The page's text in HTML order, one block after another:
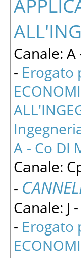
Canale: A
- Erogato
A - Co DI
Canale:
-
Canale: J
- Erogato